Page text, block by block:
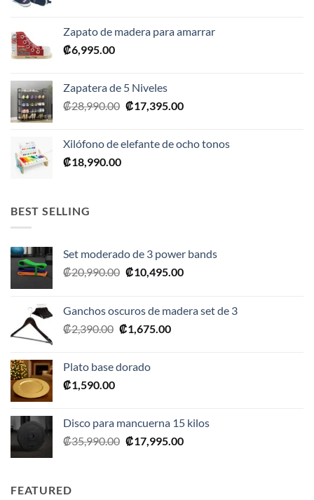
Zapato de madera para amarrar
₡6,995.00
Zapatera de 5 Niveles
₡28,990.00 El
era:
₡17,395.00El
es:
Xilófono de elefante de ocho tonos
₡18,990.00
BEST SELLING
Set moderado de 3 power bands
₡20,990.00 El
era:
₡20,990.00.
₡10,495.00El
es:
Ganchos oscuros de madera set de 3
₡2,390.00 El
era:
₡1,675.00El
Plato base dorado
₡1,590.00
Disco para mancuerna 15 kilos
₡35,990.00 El
₡17,995.00El
FEATURED